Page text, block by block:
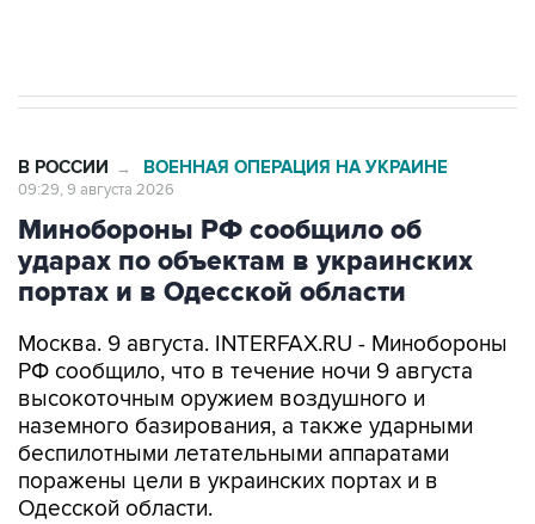
В РОССИИ → ВОЕННАЯ ОПЕРАЦИЯ НА УКРАИНЕ
09:29, 9 августа 2026
Минобороны РФ сообщило об
ударах по объектам в украинских
портах и в Одесской области
Москва. 9 августа. INTERFAX.RU - Минобороны
РФ сообщило, что в течение ночи 9 августа
высокоточным оружием воздушного и
наземного базирования, а также ударными
беспилотными летательными аппаратами
поражены цели в украинских портах и в
Одесской области.